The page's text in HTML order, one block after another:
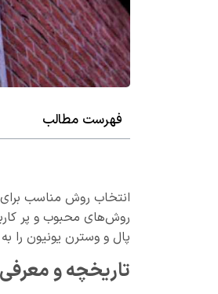
فهرست مطالب
انتخاب روش مناسب برای
روش‌های محبوب و پر
پال و وسترن یونیون را
تاریخچه و